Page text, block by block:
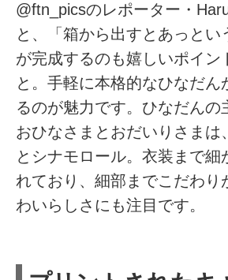
@ftn_picsのレポーター・
と、「箱から出すとあっとい
が完成するのも嬉しいポイン
と。手軽に本格的なひなだん
るのが魅力です。ひなだんの
おひなさまとおだいりさまは
とシナモロール。衣装まで細
れており、細部までこだわり
わいらしさにも注目です。